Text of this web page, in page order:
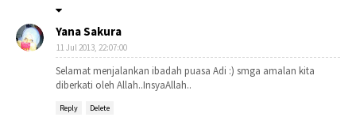
Yana Sakura
11 Jul 2013, 22:07:00
Selamat menjalankan ibadah puasa Adi :) smga amalan kita
diberkati oleh Allah..InsyaAllah..
Reply Delete